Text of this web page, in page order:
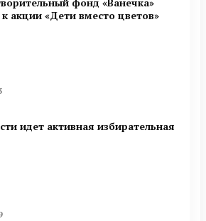
акции «Дети вместо цветов»
идет активная избирательная